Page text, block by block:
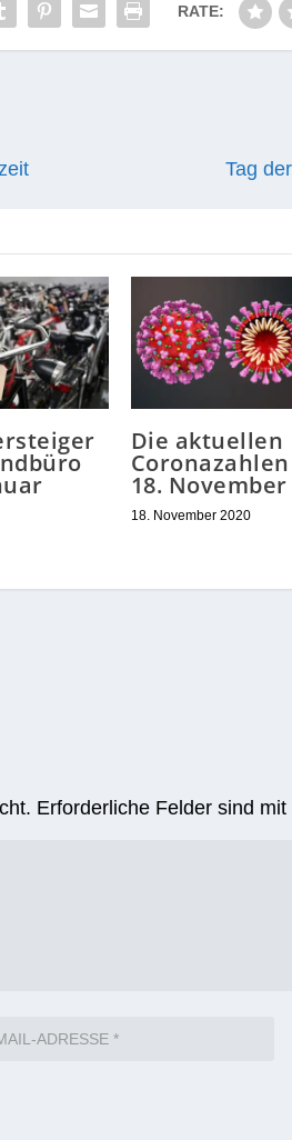
RATE:
Tag
Die aktuellen
18. November
18. November 2020
Erforderliche Felder sind mit